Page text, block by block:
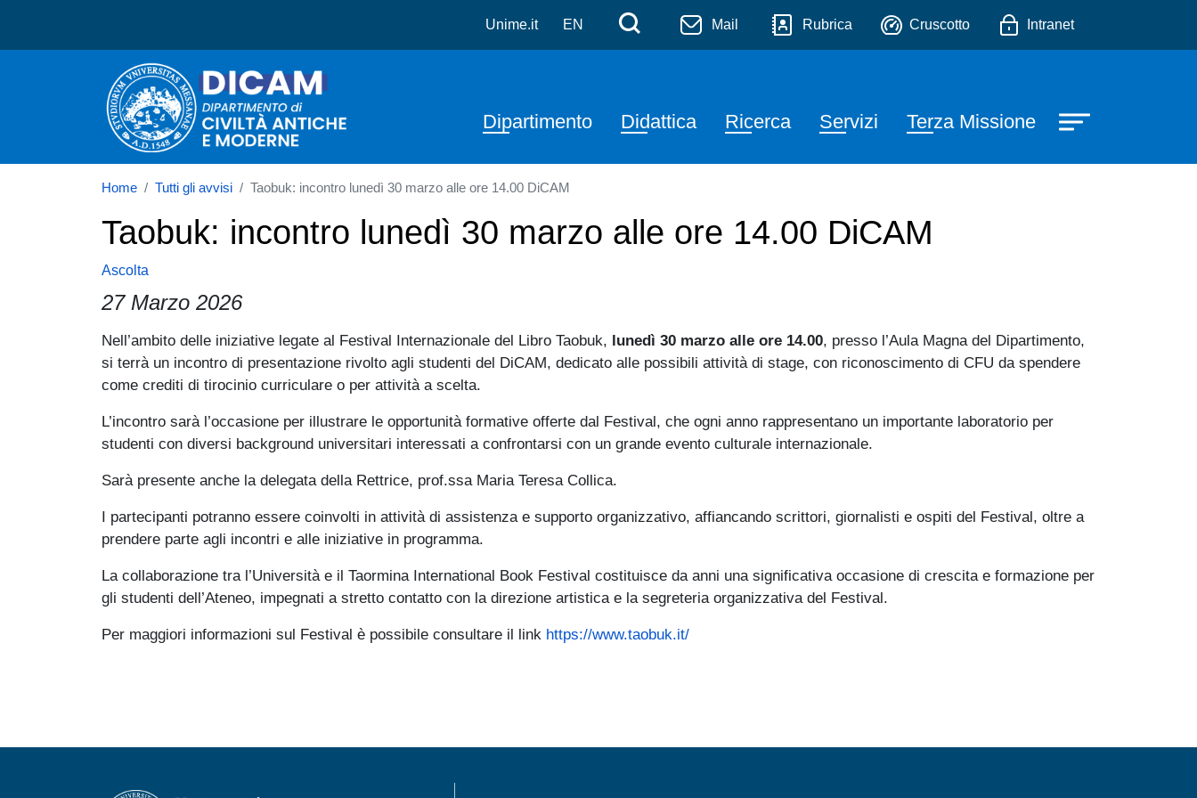
Salta al contenuto principale
Dipartimento di Civiltà Antiche e Moderne
Unime.it EN Menù di servizio
Cerca Mail Rubrica Cruscotto Intranet
Navigazione principale
Dipartimento Didattica Ricerca Servizi Terza Missione
Home Tutti gli avvisi Taobuk: incontro lunedì 30 marzo alle ore 14.00 DiCAM
Taobuk: incontro lunedì 30 marzo alle ore 14.00 DiCAM
Ascolta
27 Marzo 2026
Paragrafo
Nell’ambito delle iniziative legate al Festival Internazionale del Libro Taobuk, lunedì 30 marzo alle ore 14.00, presso l’Aula Magna del Dipartimento,
si terrà un incontro di presentazione rivolto agli studenti del DiCAM, dedicato alle possibili attività di stage, con riconoscimento di CFU da spendere
come crediti di tirocinio curriculare o per attività a scelta.
L’incontro sarà l’occasione per illustrare le opportunità formative offerte dal Festival, che ogni anno rappresentano un importante laboratorio per
studenti con diversi background universitari interessati a confrontarsi con un grande evento culturale internazionale.
Sarà presente anche la delegata della Rettrice, prof.ssa Maria Teresa Collica.
I partecipanti potranno essere coinvolti in attività di assistenza e supporto organizzativo, affiancando scrittori, giornalisti e ospiti del Festival, oltre a
prendere parte agli incontri e alle iniziative in programma.
La collaborazione tra l’Università e il Taormina International Book Festival costituisce da anni una significativa occasione di crescita e formazione per
gli studenti dell’Ateneo, impegnati a stretto contatto con la direzione artistica e la segreteria organizzativa del Festival.
Per maggiori informazioni sul Festival è possibile consultare il link https://www.taobuk.it/